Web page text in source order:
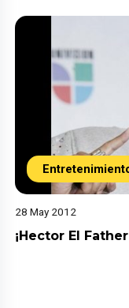
28 May 2012
¡Hector El